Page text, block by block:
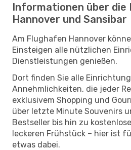
Informationen über die
Hannover und Sansibar
Am Flughafen Hannover
Einsteigen alle nützlichen
Dienstleistungen genießen.
Dort finden Sie alle
Annehmlichkeiten, die jeder
exklusivem Shopping und
über letzte Minute Souvenirs
Bestseller bis hin zu
leckeren Frühstück – hier ist
etwas dabei.